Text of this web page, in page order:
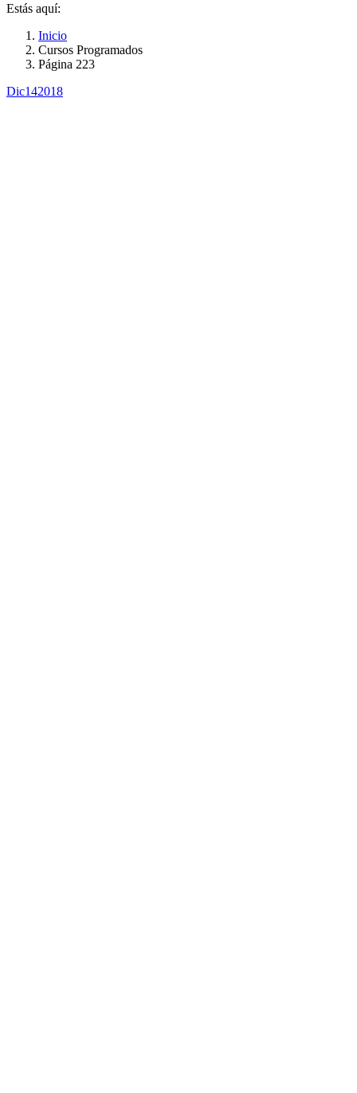
Estás aquí:
Inicio
Cursos Programados
Página 223
Dic142018